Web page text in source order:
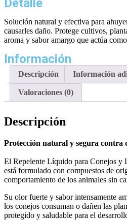
Detalle
Solución natural y efectiva para
causarles daño. Protege cultivos,
aroma y sabor amargo que actúa
Información
Descripción Información
Valoraciones (0)
Descripción
Protección natural y segura contra
El Repelente Líquido para Conejos y
está formulado con compuestos de
comportamiento de los animales sin
Su olor fuerte y sabor intensamente
los conejos consuman o dañen las
protegido y saludable para el